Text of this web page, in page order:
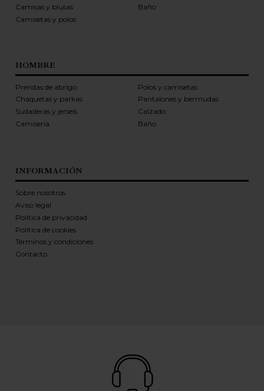
Camisas y blusas
Camisetas y polos
Baño
HOMBRE
Prendas de abrigo
Chaquetas y parkas
Sudaderas y jerseis
Camisería
Polos y camisetas
Pantalones y bermudas
Calzado
Baño
INFORMACIÓN
Sobre nosotros
Aviso legal
Política de privacidad
Política de cookies
Términos y condiciones
Contacto